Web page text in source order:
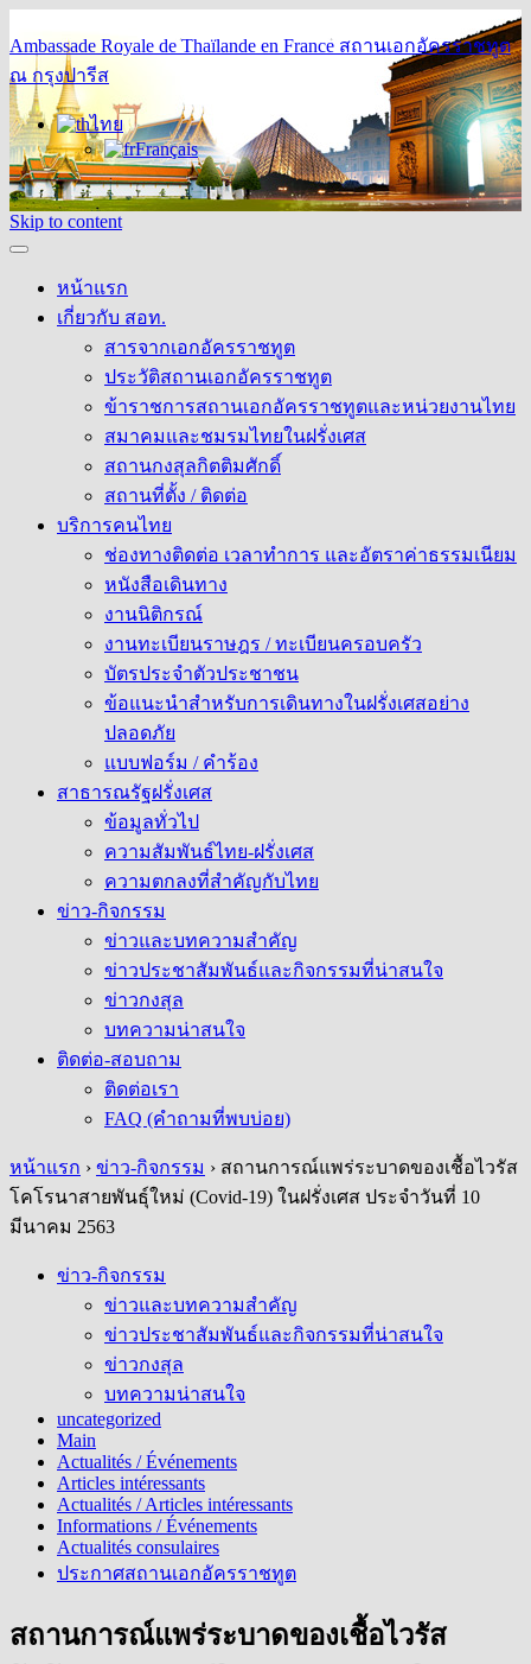
Ambassade Royale de Thaïlande en France สถานเอกอัครราชทูต
ณ กรุงปารีส
ไทย
Français
Skip to content
หน้าแรก
เกี่ยวกับ สอท.
สารจากเอกอัครราชทูต
ประวัติสถานเอกอัครราชทูต
ข้าราชการสถานเอกอัครราชทูตและหน่วยงานไทย
สมาคมและชมรมไทยในฝรั่งเศส
สถานกงสุลกิตติมศักดิ์
สถานที่ตั้ง / ติดต่อ
บริการคนไทย
ช่องทางติดต่อ เวลาทำการ และอัตราค่าธรรมเนียม
หนังสือเดินทาง
งานนิติกรณ์
งานทะเบียนราษฎร / ทะเบียนครอบครัว
บัตรประจำตัวประชาชน
ข้อแนะนำสำหรับการเดินทางในฝรั่งเศสอย่าง
ปลอดภัย
แบบฟอร์ม / คำร้อง
สาธารณรัฐฝรั่งเศส
ข้อมูลทั่วไป
ความสัมพันธ์ไทย-ฝรั่งเศส
ความตกลงที่สำคัญกับไทย
ข่าว-กิจกรรม
ข่าวและบทความสำคัญ
ข่าวประชาสัมพันธ์และกิจกรรมที่น่าสนใจ
ข่าวกงสุล
บทความน่าสนใจ
ติดต่อ-สอบถาม
ติดต่อเรา
FAQ (คำถามที่พบบ่อย)
หน้าแรก › ข่าว-กิจกรรม › สถานการณ์แพร่ระบาดของเชื้อไวรัส
โคโรนาสายพันธุ์ใหม่ (Covid-19) ในฝรั่งเศส ประจำวันที่ 10
มีนาคม 2563
ข่าว-กิจกรรม
ข่าวและบทความสำคัญ
ข่าวประชาสัมพันธ์และกิจกรรมที่น่าสนใจ
ข่าวกงสุล
บทความน่าสนใจ
uncategorized
Main
Actualités / Événements
Articles intéressants
Actualités / Articles intéressants
Informations / Événements
Actualités consulaires
ประกาศสถานเอกอัครราชทูต
สถานการณ์แพร่ระบาดของเชื้อไวรัส